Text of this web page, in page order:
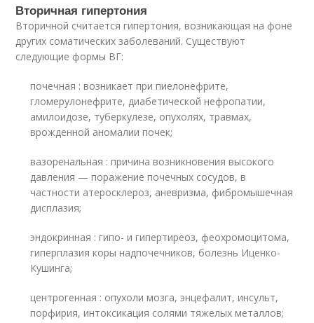
Вторичная гипертония
Вторичной считается гипертония, возникающая на фоне
других соматических заболеваний. Существуют
следующие формы ВГ:
почечная : возникает при пиелонефрите,
гломерулонефрите, диабетической нефропатии,
амилоидозе, туберкулезе, опухолях, травмах,
врожденной аномалии почек;
вазоренальная : причина возникновения высокого
давления — поражение почечных сосудов, в
частности атеросклероз, аневризма, фибромышечная
дисплазия;
эндокринная : гипо- и гипертиреоз, феохромоцитома,
гиперплазия коры надпочечников, болезнь Иценко-
Кушинга;
центрогенная : опухоли мозга, энцефалит, инсульт,
порфирия, интоксикация солями тяжелых металлов;